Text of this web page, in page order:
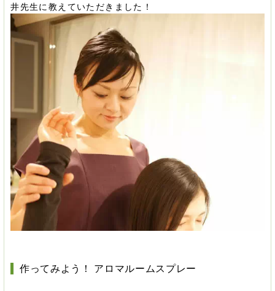
井先生に教えていただきました！
作ってみよう！ アロマルームスプレー